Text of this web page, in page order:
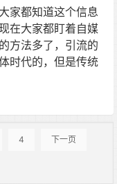
家都知道这个信息
在大家都盯着自媒
方法多了，引流的
时代的，但是传统
4 下一页